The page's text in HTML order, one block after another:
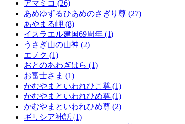
アマミコ (26)
あめゆずるひあめのさぎり尊 (27)
あやまる岬 (8)
イスラエル建国69周年 (1)
うさぎ山の山神 (2)
エノク (1)
おとのあわぎはら (1)
お富士さま (1)
かむやまといわれひこ尊 (1)
かむやまといわれひめ尊 (1)
かむやまといわれひめ尊 (2)
ギリシア神話 (1)